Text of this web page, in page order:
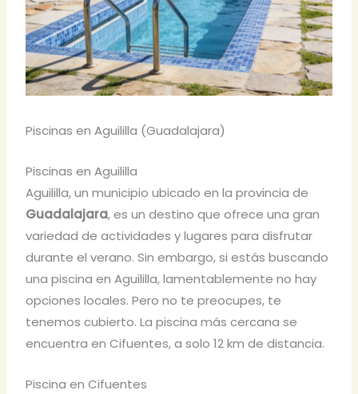
Piscinas en Aguililla (Guadalajara)
Piscinas en Aguililla
Aguililla, un municipio ubicado en la provincia de
Guadalajara, es un destino que ofrece una gran
variedad de actividades y lugares para disfrutar
durante el verano. Sin embargo, si estás buscando
una piscina en Aguililla, lamentablemente no hay
opciones locales. Pero no te preocupes, te
tenemos cubierto. La piscina más cercana se
encuentra en Cifuentes, a solo 12 km de distancia.
Piscina en Cifuentes